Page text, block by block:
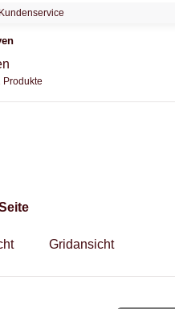
Produkte
Gridansicht